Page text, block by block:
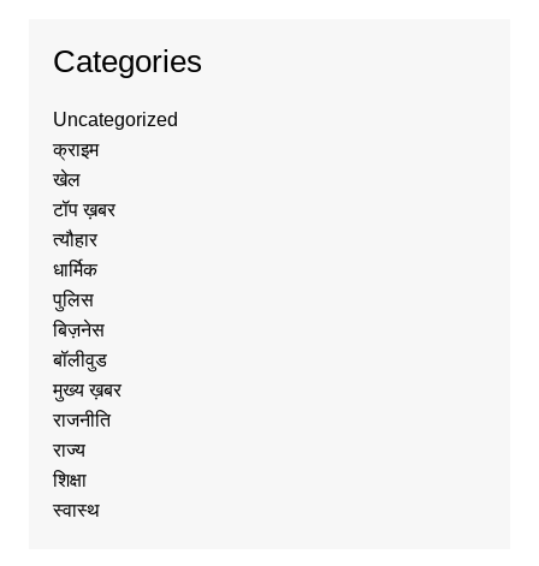
Categories
Uncategorized
क्राइम
खेल
टॉप ख़बर
त्यौहार
धार्मिक
पुलिस
बिज़नेस
बॉलीवुड
मुख्य ख़बर
राजनीति
राज्य
शिक्षा
स्वास्थ